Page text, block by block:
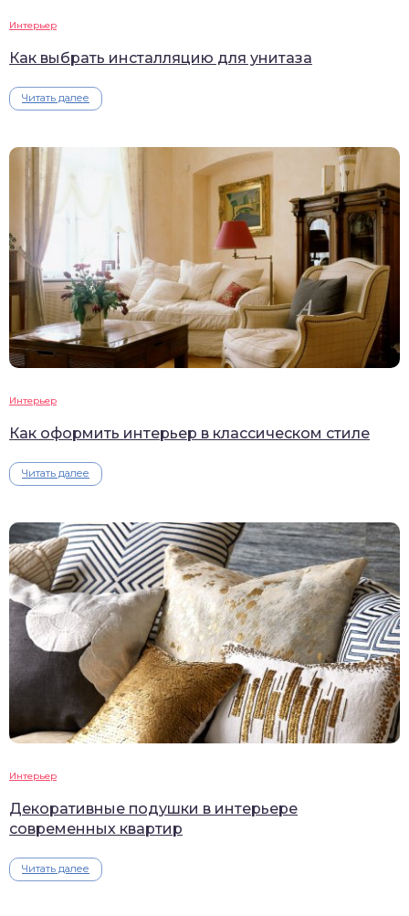
Интерьер
Как выбрать инсталляцию для унитаза
Читать далее
Интерьер
Как оформить интерьер в классическом стиле
Читать далее
Интерьер
Декоративные подушки в интерьере
современных квартир
Читать далее